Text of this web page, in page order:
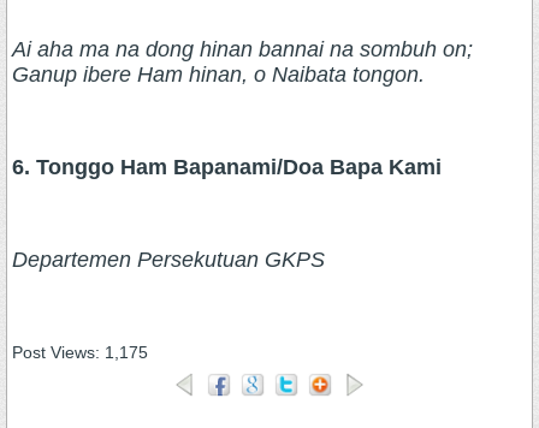
Ai aha ma na dong hinan bannai na sombuh on;
Ganup ibere Ham hinan, o Naibata tongon.
6. Tonggo Ham Bapanami/Doa Bapa Kami
Departemen Persekutuan GKPS
Post Views: 1,175